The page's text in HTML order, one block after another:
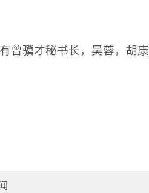
曾骥才秘书长，吴蓉，胡